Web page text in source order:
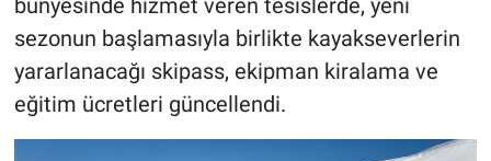
bünyesinde hizmet veren tesislerde, yeni
sezonun başlamasıyla birlikte kayakseverlerin
yararlanacağı skipass, ekipman kiralama ve
eğitim ücretleri güncellendi.
Bölge